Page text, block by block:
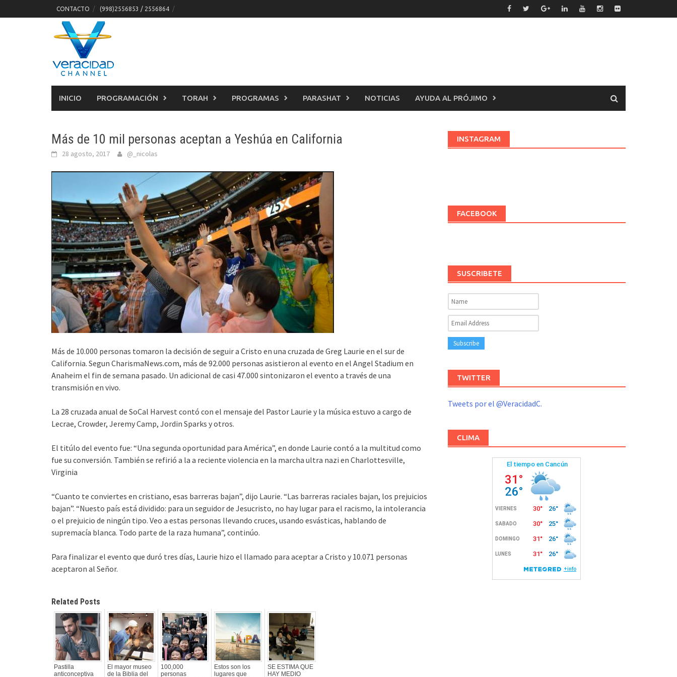
to
CONTACTO (998)2556853 / 2556864
INICIO PROGRAMACIÓN TORAH PROGRAMAS PARASHAT NOTICIAS AYUDA AL PRÓJIMO
Más de 10 mil personas aceptan a Yeshúa en California
28 agosto, 2017 @_nicolas
Más de 10.000 personas tomaron la decisión de seguir a Cristo en una cruzada de Greg Laurie en el sur de
California. Segun CharismaNews.com, más de 92.000 personas asistieron al evento en el Angel Stadium en
Anaheim el fin de semana pasado. Un adicional de casi 47.000 sintonizaron el evento a través de una
transmisión en vivo.
La 28 cruzada anual de SoCal Harvest contó con el mensaje del Pastor Laurie y la música estuvo a cargo de
Lecrae, Crowder, Jeremy Camp, Jordin Sparks y otros.
El titúlo del evento fue: “Una segunda oportunidad para América”, en donde Laurie contó a la multitud como
fue su conversión. También se refirió a la a reciente violencia en la marcha ultra nazi en Charlottesville,
Virginia
“Cuanto te conviertes en cristiano, esas barreras bajan”, dijo Laurie. “Las barreras raciales bajan, los prejuicios
bajan”. “Nuesto país está dividido: para un seguidor de Jesucristo, no hay lugar para el racismo, la intolerancia
o el prejuicio de ningún tipo. Veo a estas personas llevando cruces, usando esvásticas, hablando de
supremacía blanca. Todo parte de la raza humana”, continúo.
Para finalizar el evento que duró tres días, Laurie hizo el llamado para aceptar a Cristo y 10.071 personas
aceptaron al Señor.
Related Posts
Pastilla
anticonceptiva
El mayor museo
de la Biblia del
100,000
personas
Estos son los
lugares que
SE ESTIMA QUE
HAY MEDIO
INSTAGRAM
FACEBOOK
SUSCRIBETE
TWITTER
Tweets por el @VeracidadC.
CLIMA